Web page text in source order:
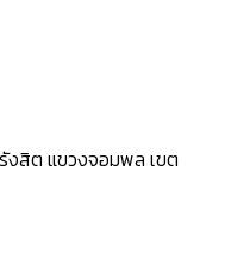
งสิต แขวงจอมพล เขต